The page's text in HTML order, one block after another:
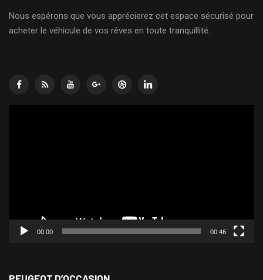
Nous espérons que vous apprécierez cet espace sécurisé pour
acheter le véhicule de vos rêves en toute tranquillité.
00:00 00:46